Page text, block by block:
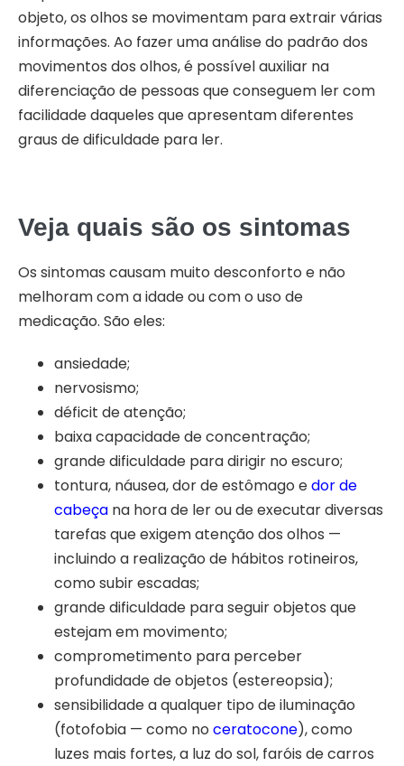
objeto, os olhos se movimentam para extrair várias
informações. Ao fazer uma análise do padrão dos
movimentos dos olhos, é possível auxiliar na
diferenciação de pessoas que conseguem ler com
facilidade daqueles que apresentam diferentes
graus de dificuldade para ler.
Veja quais são os sintomas
Os sintomas causam muito desconforto e não
melhoram com a idade ou com o uso de
medicação. São eles:
ansiedade;
nervosismo;
déficit de atenção;
baixa capacidade de concentração;
grande dificuldade para dirigir no escuro;
tontura, náusea, dor de estômago edor de
cabeça na hora de ler ou de executar diversas
tarefas que exigem atenção dos olhos —
incluindo a realização de hábitos rotineiros,
como subir escadas;
grande dificuldade para seguir objetos que
estejam em movimento;
comprometimento para perceber
profundidade de objetos (estereopsia);
sensibilidade a qualquer tipo de iluminação
(fotofobia — como no ceratocone), como
luzes mais fortes, a luz do sol, faróis de carros